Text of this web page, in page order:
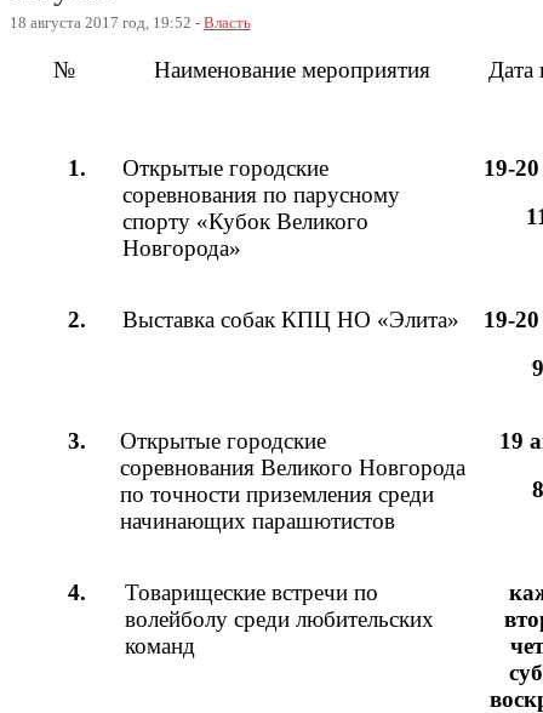
18 августа 2017 год, 19:52 - Власть
№ Наименование мероприятия Дата
1.
Открытые городские
соревнования по парусному
спорту «Кубок Великого
Новгорода»
19-20
2. Выставка собак КПЦ НО «Элита»
19-20
3.
Открытые городские
соревнования Великого Новгорода
по точности приземления среди
начинающих парашютистов
19
4.
Товарищеские встречи по
волейболу среди любительских
команд